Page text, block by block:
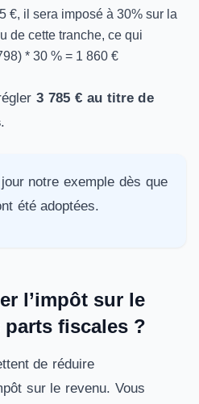
€, il sera imposé à 30% sur la
de cette tranche, ce qui
* 30 % = 1 860 €
3 785 € au titre de
.
notre exemple dès que
été adoptées.
l’impôt sur le
parts fiscales ?
de réduire
sur le revenu. Vous